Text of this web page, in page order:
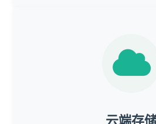
云端存